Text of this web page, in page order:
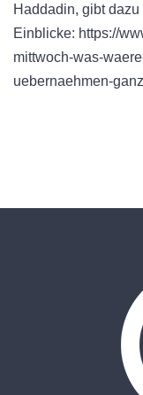
Haddadin, gibt
Einblicke: https://
mittwoch-was-
uebernaehmen-